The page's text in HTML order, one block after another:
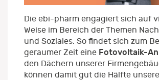
Die ebi-pharm engagiert sich auf
Weise im Bereich der Themen
und Soziales. So findet sich zum
geraumer Zeit eine Fotovoltaik-
den Dächern unserer
können damit gut die Hälfte